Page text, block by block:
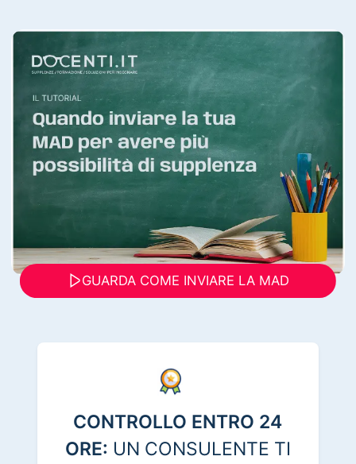
GUARDA COME INVIARE LA MAD
CONTROLLO ENTRO 24
ORE: UN CONSULENTE TI